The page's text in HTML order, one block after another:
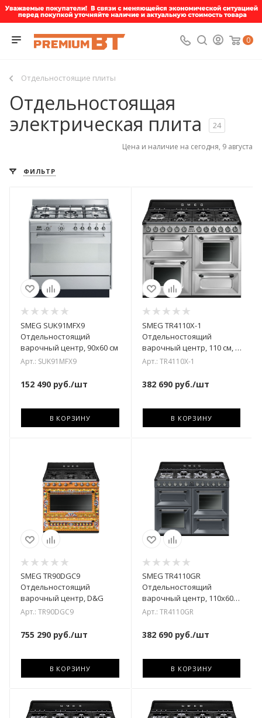
0
Отдельностоящие плиты
Отдельностоящая
электрическая плита
24
Цена и наличие на сегодня, 9 августа
ФИЛЬТР
SMEG SUK91MFX9
Отдельностоящий
варочный центр, 90х60 см
Арт.: SUK91MFX9
152 490 руб./шт
В КОРЗИНУ
SMEG TR4110X-1
Отдельностоящий
варочный центр, 110 см, 3
духовки,нержавеющая
Арт.: TR4110X-1
382 690руб./шт
В КОРЗИНУ
SMEG TR90DGC9
Отдельностоящий
варочный центр, D&G
Арт.: TR90DGC9
755 290 руб./шт
В КОРЗИНУ
SMEG TR4110GR
Отдельностоящий
варочный центр, 110х60
см, 3 духовки, серый
Арт.: TR4110GR
382 690руб./шт
В КОРЗИНУ